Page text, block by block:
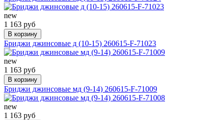
new
1 163 руб
В корзину
Бриджи джинсовые д (10-15) 260615-F-71023
new
1 163 руб
В корзину
Бриджи джинсовые мд (9-14) 260615-F-71009
new
1 163 руб